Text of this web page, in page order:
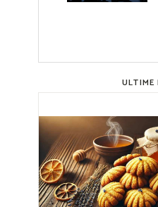
ULTIME